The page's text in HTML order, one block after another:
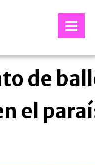
de
el